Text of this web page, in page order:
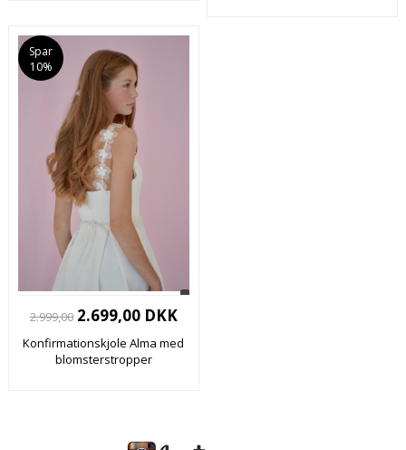
Spar
10%
2.999,002.699,00 DKK
Konfirmationskjole Alma med
blomsterstropper